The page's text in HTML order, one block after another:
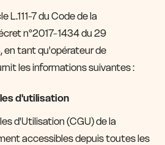
L.111-7 du Code de la
n°2017-1434 du 29
en tant qu'opérateur de
les informations suivantes :
d'utilisation
d'Utilisation (CGU) de la
accessibles depuis toutes les